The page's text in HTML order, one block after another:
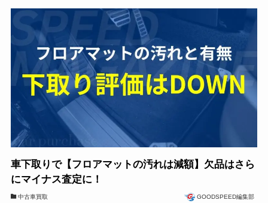
車下取りで【フロアマットの汚れは減額】欠品はさら
にマイナス査定に！
中古車買取 GOODSPEED編集部